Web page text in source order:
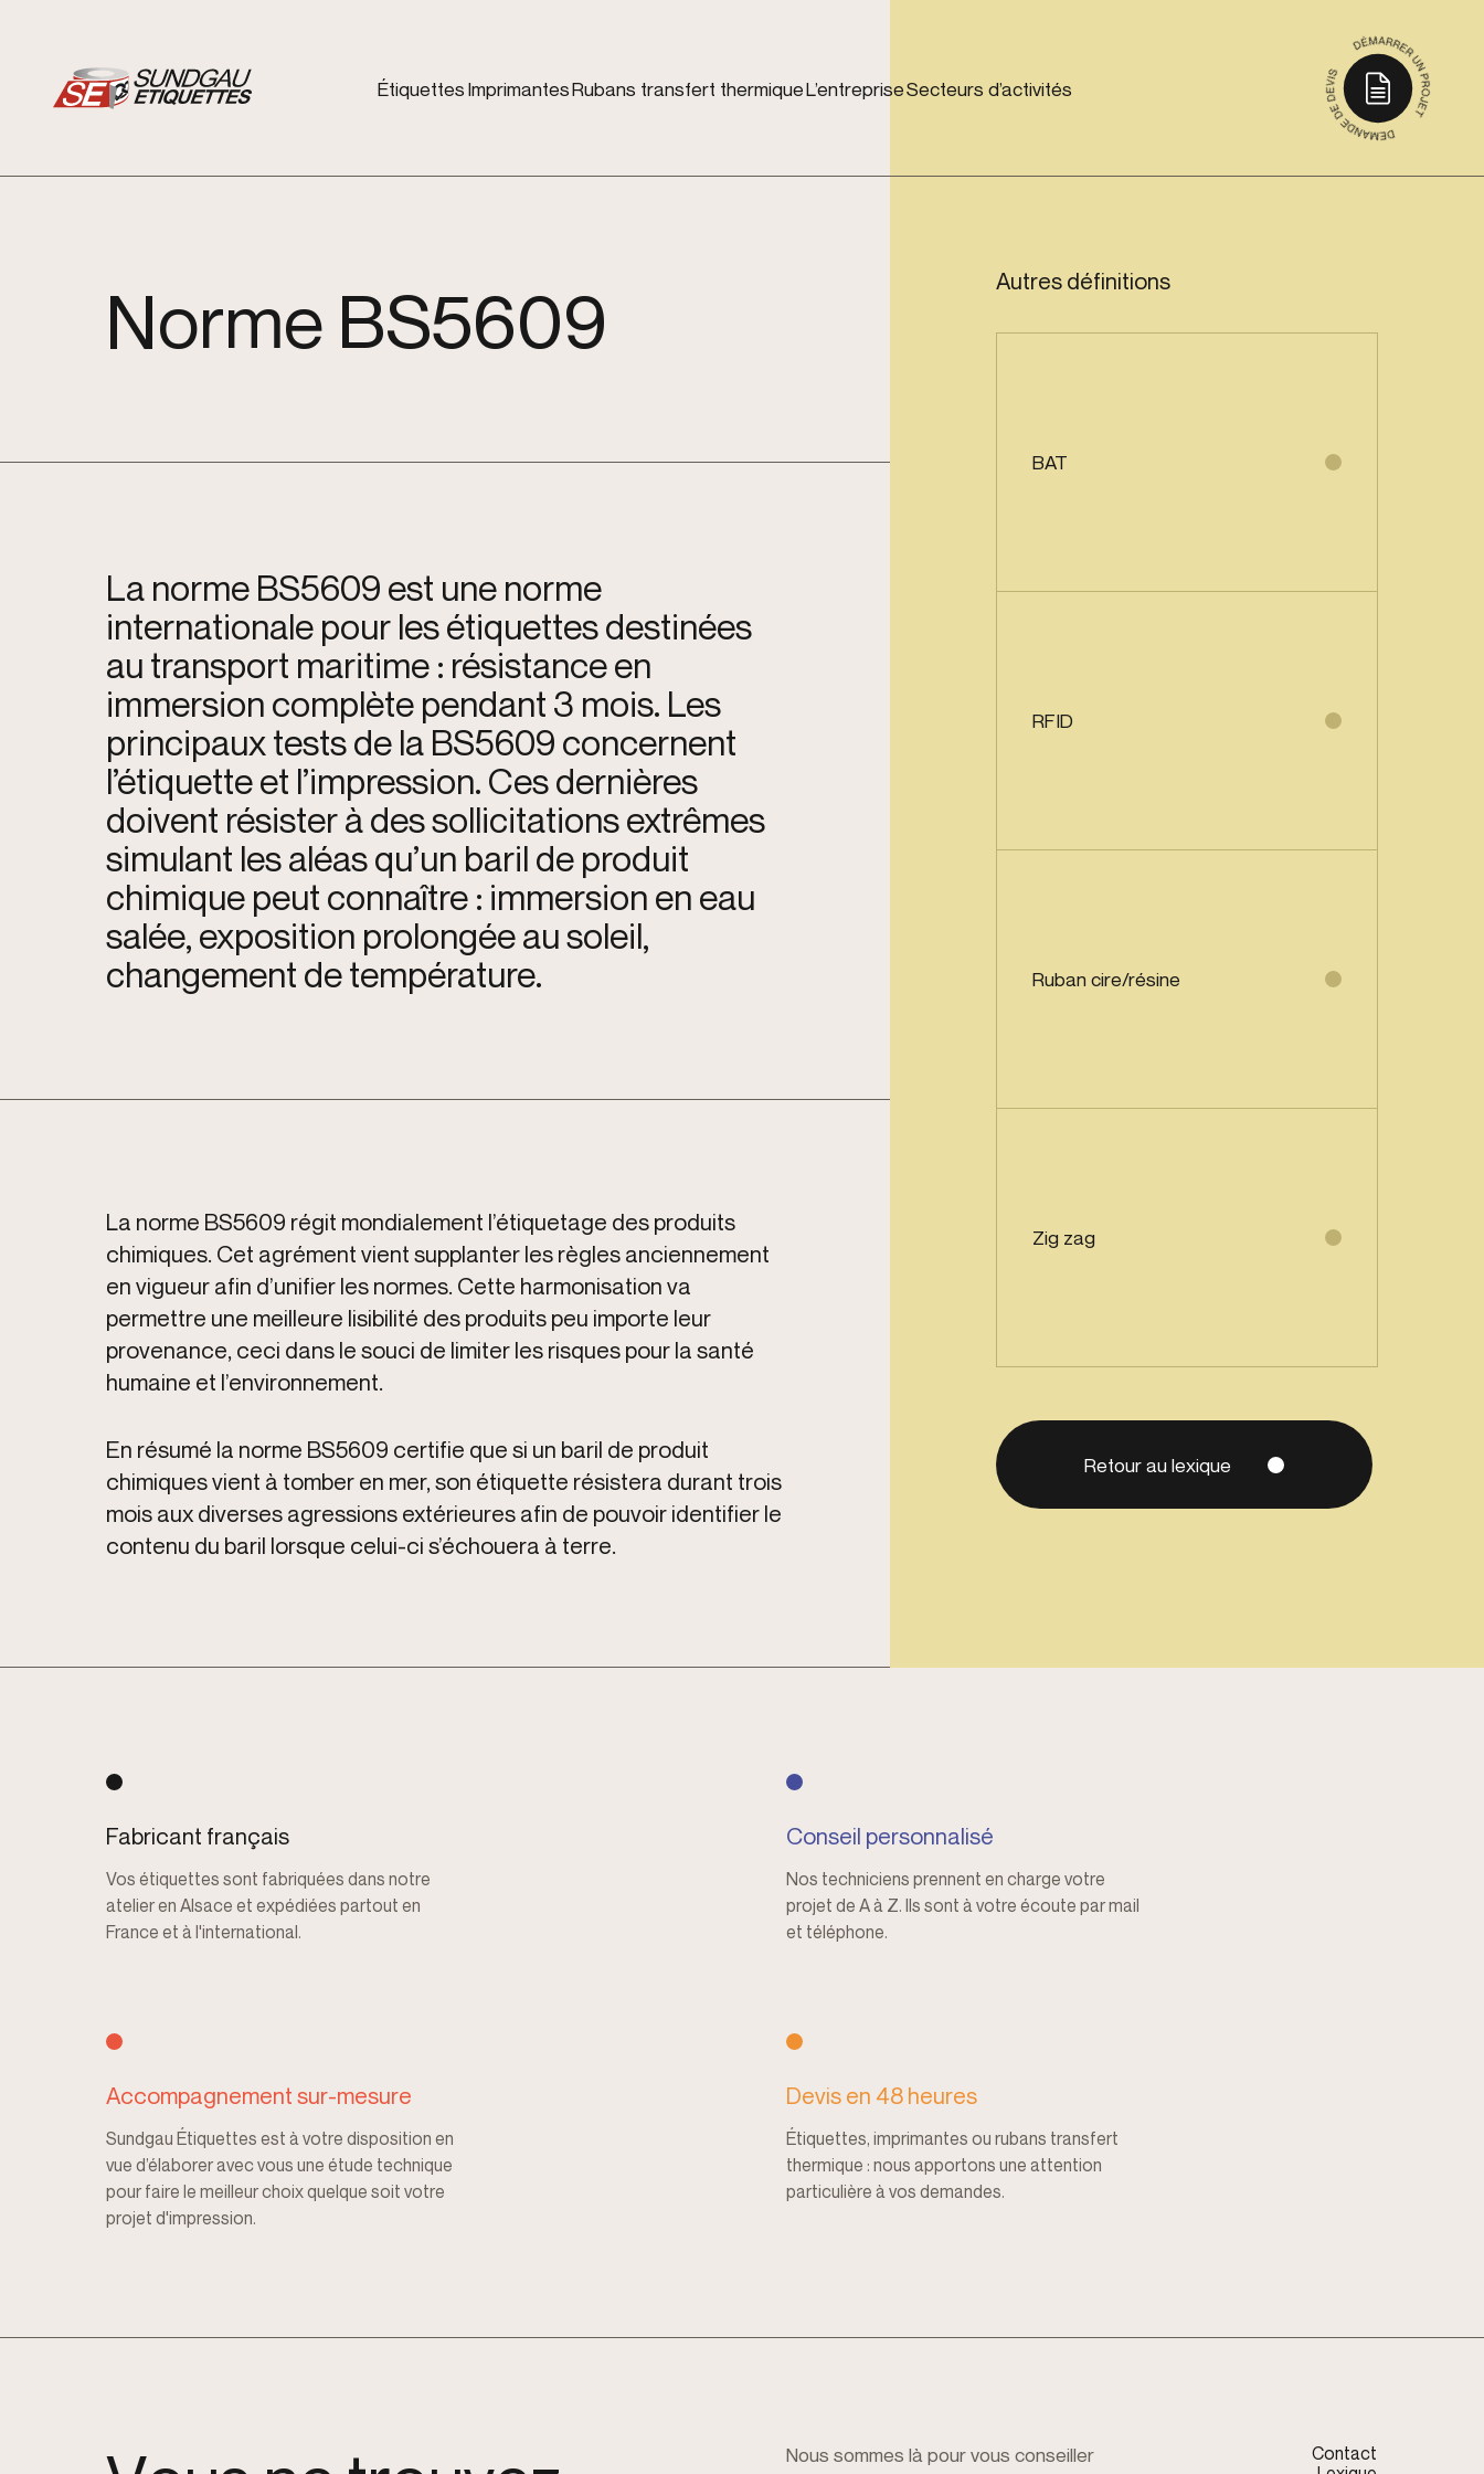
ÉtiquettesImprimantesRubans transfert thermiqueL’entrepriseSecteurs d’activités
Norme BS5609
La norme BS5609 est une norme
internationale pour les étiquettes destinées
au transport maritime : résistance en
immersion complète pendant 3 mois. Les
principaux tests de la BS5609 concernent
l’étiquette et l’impression. Ces dernières
doivent résister à des sollicitations extrêmes
simulant les aléas qu’un baril de produit
chimique peut connaître : immersion en eau
salée, exposition prolongée au soleil,
changement de température.
La norme BS5609 régit mondialement l’étiquetage des produits
chimiques. Cet agrément vient supplanter les règles anciennement
en vigueur afin d’unifier les normes. Cette harmonisation va
permettre une meilleure lisibilité des produits peu importe leur
provenance, ceci dans le souci de limiter les risques pour la santé
humaine et l’environnement.
En résumé la norme BS5609 certifie que si un baril de produit
chimiques vient à tomber en mer, son étiquette résistera durant trois
mois aux diverses agressions extérieures afin de pouvoir identifier le
contenu du baril lorsque celui-ci s’échouera à terre.
Autres définitions
BAT
RFID
Ruban cire/résine
Zig zag
Retour au lexique
Fabricant français
Vos étiquettes sont fabriquées dans notre
atelier en Alsace et expédiées partout en
France et à l'international.
Conseil personnalisé
Nos techniciens prennent en charge votre
projet de A à Z. Ils sont à votre écoute par mail
et téléphone.
Accompagnement sur-mesure
Sundgau Étiquettes est à votre disposition en
vue d’élaborer avec vous une étude technique
pour faire le meilleur choix quelque soit votre
projet d'impression.
Devis en 48 heures
Étiquettes, imprimantes ou rubans transfert
thermique : nous apportons une attention
particulière à vos demandes.
Nous sommes là pour vous conseiller
Contact